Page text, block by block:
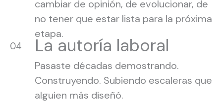
cambiar de opinión, de evolucionar, de
no tener que estar lista para la próxima
etapa.
04 La autoría laboral
Pasaste décadas demostrando.
Construyendo. Subiendo escaleras que
alguien más diseñó.